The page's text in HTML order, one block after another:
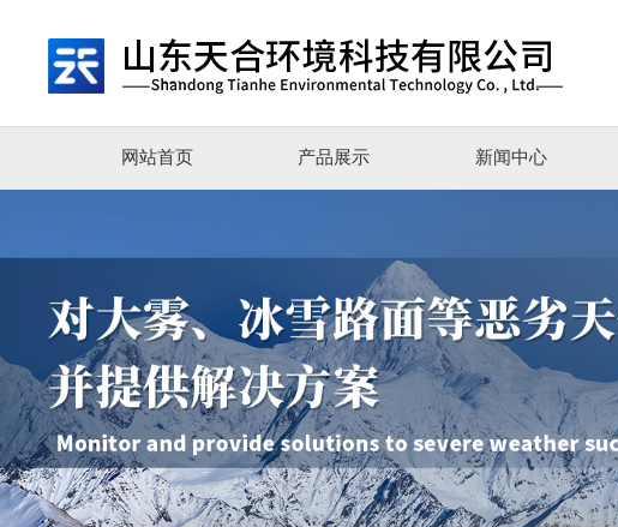
网站首页 产品展示 新闻中心